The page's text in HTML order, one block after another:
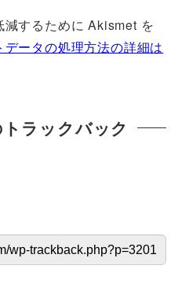
減するために Akismet を
データの処理方法の詳細は
ラックバック